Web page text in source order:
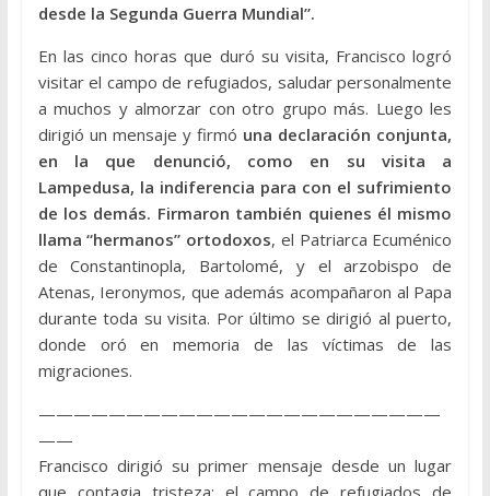
desde la Segunda Guerra Mundial”.
En las cinco horas que duró su visita, Francisco logró
visitar el campo de refugiados, saludar personalmente
a muchos y almorzar con otro grupo más. Luego les
dirigió un mensaje y firmó una declaración conjunta,
en la que denunció, como en su visita a
Lampedusa, la indiferencia para con el sufrimiento
de los demás. Firmaron también quienes él mismo
llama “hermanos” ortodoxos, el Patriarca Ecuménico
de Constantinopla, Bartolomé, y el arzobispo de
Atenas, Ieronymos, que además acompañaron al Papa
durante toda su visita. Por último se dirigió al puerto,
donde oró en memoria de las víctimas de las
migraciones.
———————————————————————
——
Francisco dirigió su primer mensaje desde un lugar
que contagia tristeza: el campo de refugiados de